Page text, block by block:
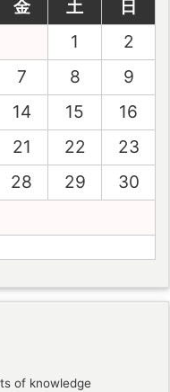
金 土
日
1
2
7 8
9
14 15
16
21 22
23
28 29
30
of knowledge